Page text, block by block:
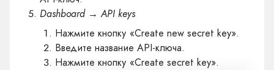
Dashboard → API keys
Нажмите кнопку «Create new secret key».
Введите название API-ключа.
Нажмите кнопку «Create secret key».